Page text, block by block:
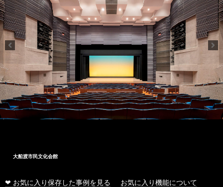
大船渡市民文化会館
❤ お気に入り保存した事例を見る お気に入り機能について